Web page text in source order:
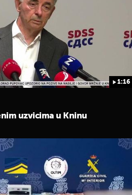
1:16
uzvicima u Kninu